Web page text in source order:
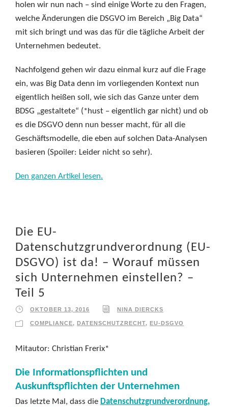
holen wir nun nach – sind einige Worte zu den Fragen,
welche Änderungen die DSGVO im Bereich „Big Data“
mit sich bringt und was das für die tägliche Arbeit der
Unternehmen bedeutet.
Nachfolgend gehen wir dazu einmal kurz auf die Frage
ein, was Big Data denn im vorliegenden Kontext nun
eigentlich heißen soll, wie sich das Ganze unter dem
BDSG „gestaltete“ (*hust – eigentlich gar nicht) und ob
es die DSGVO denn nun besser macht, für all die
Geschäftsmodelle, die eben auf solchen Data-Analysen
basieren (Spoiler: Leider nicht so sehr).
Den ganzen Artikel lesen.
Die EU-
Datenschutzgrundverordnung (EU-
DSGVO) ist da! – Worauf müssen
sich Unternehmen einstellen? –
Teil 5
OKTOBER 13, 2016 NINA DIERCKS
COMPLIANCE, DATENSCHUTZRECHT, EU-DSGVO
Mitautor: Christian Frerix*
Die Informationspflichten und
Auskunftspflichten der Unternehmen
Das letzte Mal, dass die Datenschutzgrundverordnung,